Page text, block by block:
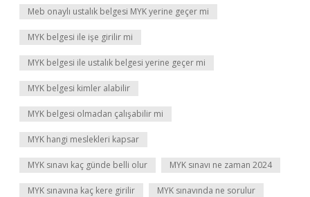
Meb onaylı ustalık belgesi MYK yerine geçer mi
MYK belgesi ile işe girilir mi
MYK belgesi ile ustalık belgesi yerine geçer mi
MYK belgesi kimler alabilir
MYK belgesi olmadan çalışabilir mi
MYK hangi meslekleri kapsar
MYK sınavı kaç günde belli olur MYK sınavı ne zaman 2024
MYK sınavına kaç kere girilir MYK sınavında ne sorulur